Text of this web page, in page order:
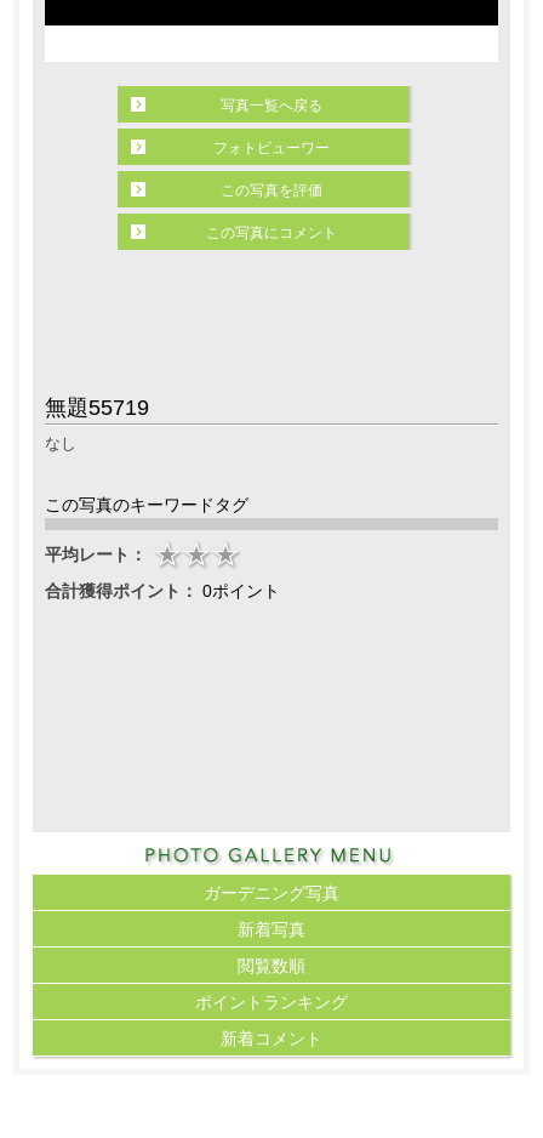
無題55719
なし
この写真のキーワードタグ
平均レート：
合計獲得ポイント： 0ポイント
写真一覧へ戻る
フォトビューワー
この写真を評価
この写真にコメント
ガーデニング写真
新着写真
閲覧数順
ポイント ランキング
新着コメント